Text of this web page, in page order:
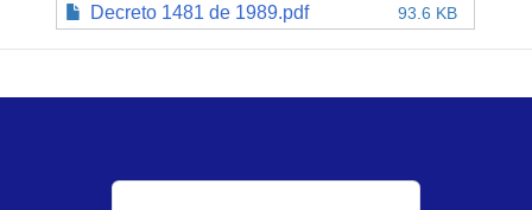
Decreto 1481 de 1989.pdf 93.6 KB